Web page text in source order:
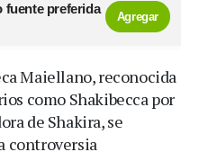
fuente preferida
Agregar
Maiellano, reconocida
como Shakibecca por
de Shakira, se
controversia